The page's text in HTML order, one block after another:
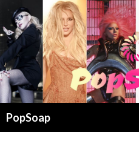
PopSoap